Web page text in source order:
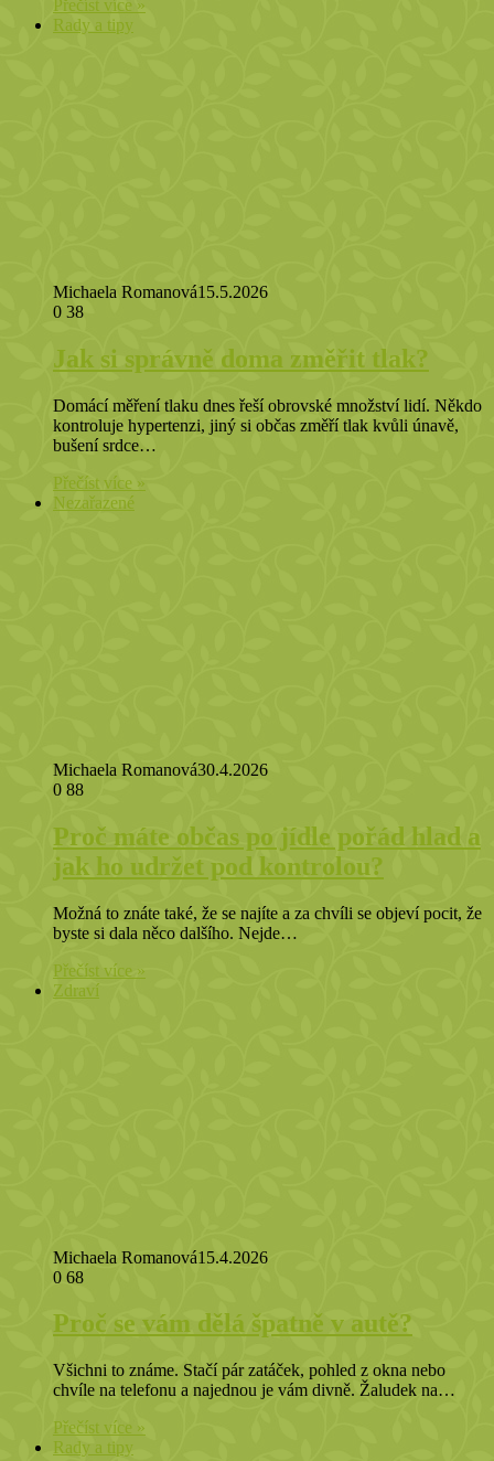
Přečíst více »
Rady a tipy
Michaela Romanová15.5.2026
0 38
Jak si správně doma změřit tlak?
Domácí měření tlaku dnes řeší obrovské množství lidí. Někdo
kontroluje hypertenzi, jiný si občas změří tlak kvůli únavě,
bušení srdce…
Přečíst více »
Nezařazené
Michaela Romanová30.4.2026
0 88
Proč máte občas po jídle pořád hlad a
jak ho udržet pod kontrolou?
Možná to znáte také, že se najíte a za chvíli se objeví pocit, že
byste si dala něco dalšího. Nejde…
Přečíst více »
Zdraví
Michaela Romanová15.4.2026
0 68
Proč se vám dělá špatně v autě?
Všichni to známe. Stačí pár zatáček, pohled z okna nebo
chvíle na telefonu a najednou je vám divně. Žaludek na…
Přečíst více »
Rady a tipy